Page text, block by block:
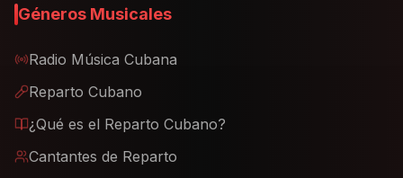
Géneros Musicales
Radio Música Cubana
Reparto Cubano
¿Qué es el Reparto Cubano?
Cantantes de Reparto